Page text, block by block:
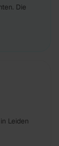
Die
Leiden